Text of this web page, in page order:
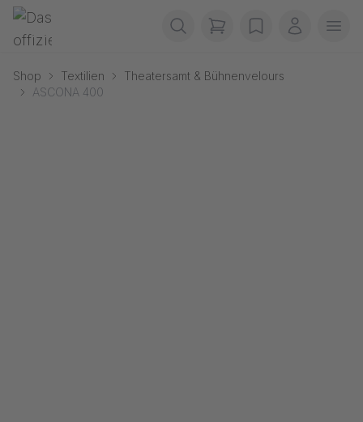
Navigation überspringen
Gerriets
items in cart, view
wishlistMein
Shop Textilien
Theatersamt & Bühnenvelours
ASCONA 400